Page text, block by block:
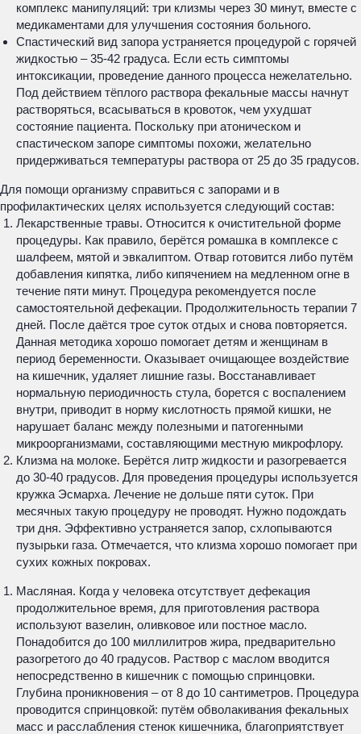
комплекс манипуляций: три клизмы через 30 минут, вместе с
медикаментами для улучшения состояния больного.
Спастический вид запора устраняется процедурой с горячей
жидкостью – 35-42 градуса. Если есть симптомы
интоксикации, проведение данного процесса нежелательно.
Под действием тёплого раствора фекальные массы начнут
растворяться, всасываться в кровоток, чем ухудшат
состояние пациента. Поскольку при атоническом и
спастическом запоре симптомы похожи, желательно
придерживаться температуры раствора от 25 до 35 градусов.
Для помощи организму справиться с запорами и в
профилактических целях используется следующий состав:
Лекарственные травы. Относится к очистительной форме
процедуры. Как правило, берётся ромашка в комплексе с
шалфеем, мятой и эвкалиптом. Отвар готовится либо путём
добавления кипятка, либо кипячением на медленном огне в
течение пяти минут. Процедура рекомендуется после
самостоятельной дефекации. Продолжительность терапии 7
дней. После даётся трое суток отдых и снова повторяется.
Данная методика хорошо помогает детям и женщинам в
период беременности. Оказывает очищающее воздействие
на кишечник, удаляет лишние газы. Восстанавливает
нормальную периодичность стула, борется с воспалением
внутри, приводит в норму кислотность прямой кишки, не
нарушает баланс между полезными и патогенными
микроорганизмами, составляющими местную микрофлору.
Клизма на молоке. Берётся литр жидкости и разогревается
до 30-40 градусов. Для проведения процедуры используется
кружка Эсмарха. Лечение не дольше пяти суток. При
месячных такую процедуру не проводят. Нужно подождать
три дня. Эффективно устраняется запор, схлопываются
пузырьки газа. Отмечается, что клизма хорошо помогает при
сухих кожных покровах.
Масляная. Когда у человека отсутствует дефекация
продолжительное время, для приготовления раствора
используют вазелин, оливковое или постное масло.
Понадобится до 100 миллилитров жира, предварительно
разогретого до 40 градусов. Раствор с маслом вводится
непосредственно в кишечник с помощью спринцовки.
Глубина проникновения – от 8 до 10 сантиметров. Процедура
проводится спринцовкой: путём обволакивания фекальных
масс и расслабления стенок кишечника, благоприятствует